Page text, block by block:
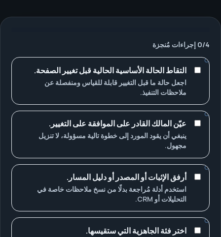
0/4 إجراءات مُنجزة
التقاط الحالة الأساسية الحالية قبل تغيير الصفحة.
اجعل حالة ما قبل التغيير قابلة للقياس ومنفصلة عن
ملاحظات التنفيذ.
عيّن المالك القادر على الموافقة على التغيير.
ينبغي أن يقود المورد إلى خطوة تالية مسؤولة، لا تنزيل
مجهول.
أرفق الإثبات أو المصدر أو دليل المسار.
استخدم أدلة مُراجعة بدلًا من نسخ ملاحظات خاصة في
التحليلات أو CRM.
اختر فئة الجاهزية التي ستقيسها.